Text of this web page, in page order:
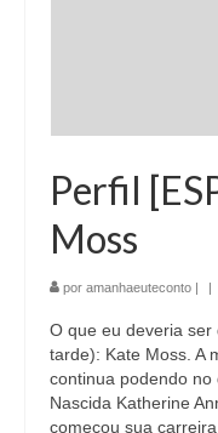
Perfil
Moss
por amanhaeuteconto | |
O que eu deveria
tarde): Kate Moss. A
continua podendo no
Nascida Katherine
começou sua